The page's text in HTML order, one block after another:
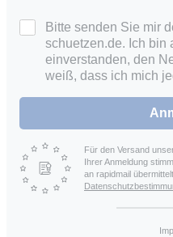
Bitte senden Sie mir
schuetzen.de. Ich bin
einverstanden, den
weiß, dass ich mich
Für den Versand
Ihrer Anmeldung
an rapidmail